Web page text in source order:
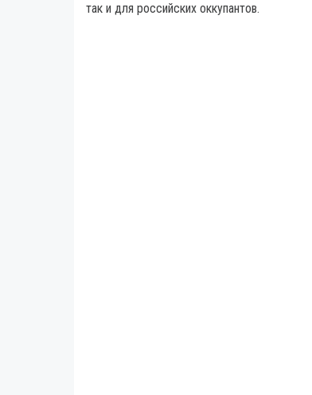
так и для российских оккупантов.